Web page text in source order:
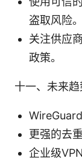
盗取风险。
关注供应
政策。
十一、未来
更强的去
企业级